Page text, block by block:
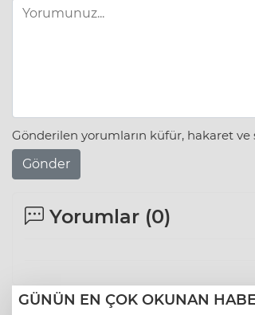
Gönderilen yorumların küfür, hakaret ve
Gönder
Yorumlar (0)
GÜNÜN EN ÇOK OKUNAN